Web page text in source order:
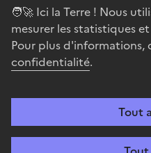
🧑‍🚀 Ici la Terre ! Nous
mesurer les statistiques
Pour plus d'informations,
confidentialité.
Tout
en œuvre sa stratégie
legifrance.gouv.fr
Accessibilité : partiellement
Gestion des